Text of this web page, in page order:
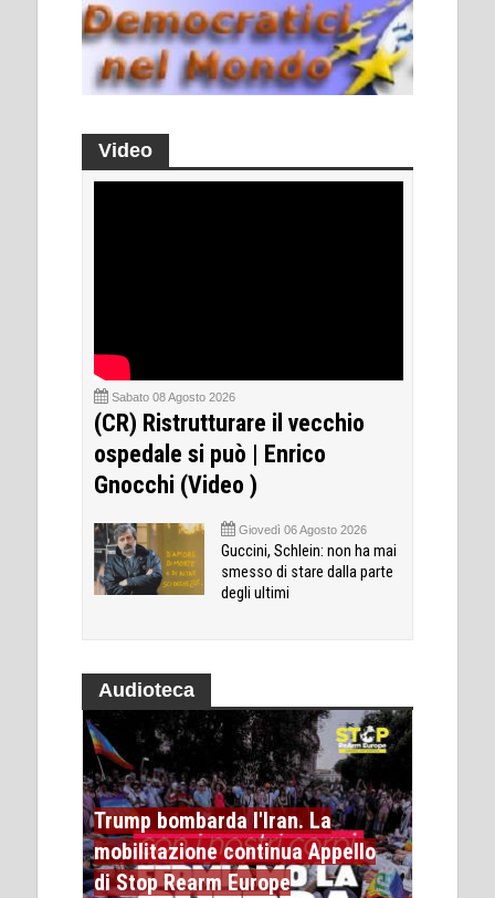
Video
Sabato 08 Agosto 2026
(CR) Ristrutturare il vecchio
ospedale si può | Enrico
Gnocchi (Video )
Giovedì 06 Agosto 2026
Guccini, Schlein: non ha mai
smesso di stare dalla parte
degli ultimi
Audioteca
Trump bombarda l'Iran. La
mobilitazione continua Appello
di Stop Rearm Europe